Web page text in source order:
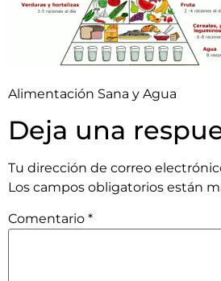
Alimentación Sana y Agua
Deja una
Tu dirección de correo
Los campos obligatorios están
Comentario *